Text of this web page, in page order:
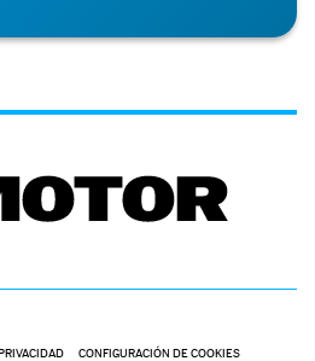
CONFIGURACIÓN DE COOKIES